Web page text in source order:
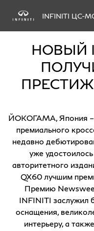
INFINITI ЦС-
НОВЫЙ
ЙОКОГАМА, Япония –
премиального
недавно
уже
авторитетного
QX60 лучшим
Премию
INFINITI заслужил
оснащения,
интерьеру, а